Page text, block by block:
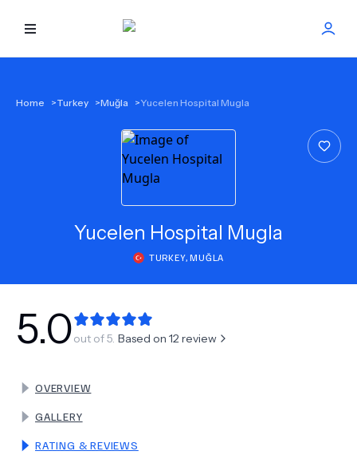
FIND TREATMENT
TERMS
Home >Turkey >Muğla >Yucelen Hospital Mugla
Yucelen Hospital Mugla
TURKEY,MUĞLA
5.0out of 5. Based on 12review
OVERVIEW
GALLERY
RATING & REVIEWS